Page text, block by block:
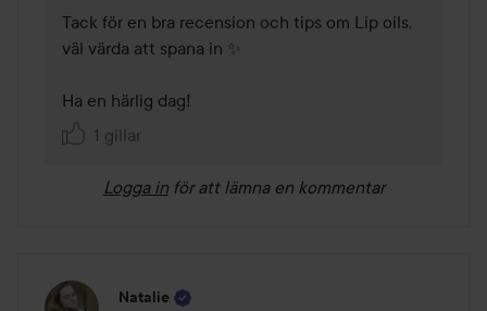
Tack för en bra recension och tips om Lip oils,
väl värda att spana in ✨
Ha en härlig dag!
1 gillar
Logga in för att lämna en kommentar
Natalie